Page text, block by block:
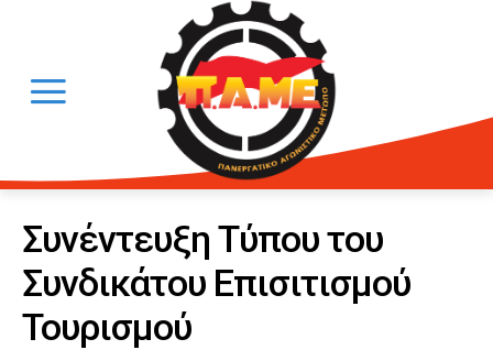
Συνέντευξη Τύπου του
Συνδικάτου Επισιτισμού
Τουρισμού